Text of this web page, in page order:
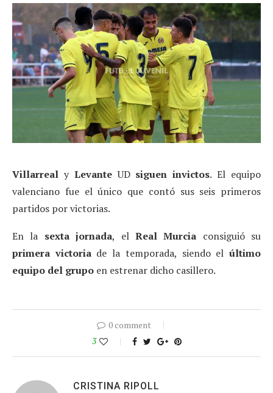
Villarreal y LevanteUD siguen invictos. El equipo
valenciano fue el único que contó sus seis primeros
partidos por victorias.
En la sexta jornada, el Real Murcia consiguió su
primera victoriade la temporada, siendo elúltimo
equipo del grupo en estrenar dicho casillero.
0 comment
3
CRISTINA RIPOLL